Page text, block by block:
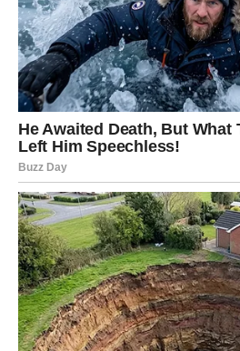
Ne plašite se istine.
VAGA
Šta vam se otkriva?
Pred vama su lijepe vijesti i
unutrašnji mir.
Poruka zvijezda
Prihvatite ono što dolazi.
ŠKORPIJA